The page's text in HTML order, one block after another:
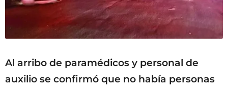
Al arribo de paramédicos y personal de
auxilio se confirmó que no había personas